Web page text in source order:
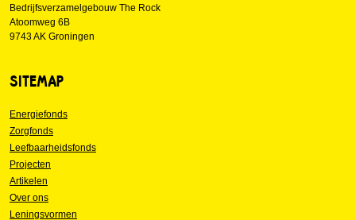
SITEMAP
Energiefonds
Zorgfonds
Leefbaarheidsfonds
Projecten
Artikelen
Over ons
Leningsvormen
Bedrijfsverzamelgebouw The Rock
Atoomweg 6B
9743 AK Groningen